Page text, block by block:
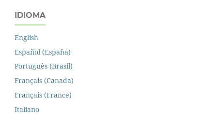
IDIOMA
English
Español (España)
Português (Brasil)
Français (Canada)
Français (France)
Italiano